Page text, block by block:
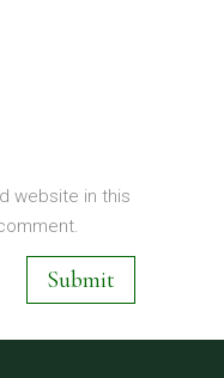
website in this